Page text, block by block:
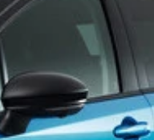
いルーフラインが特徴だ
０万円
を日本で発表して話題に